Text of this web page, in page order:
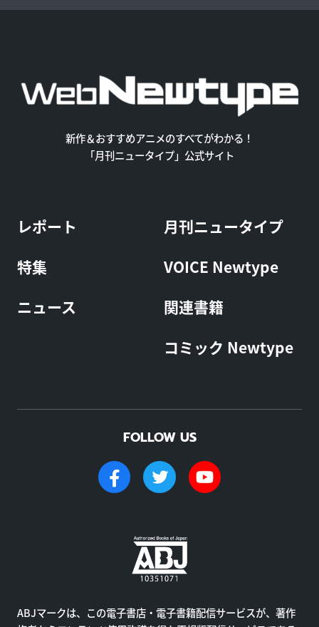
新作＆おすすめアニメのすべてがわかる！
「月刊ニュータイプ」公式サイト
レポート
特集
ニュース
月刊ニュータイプ
VOICE Newtype
関連書籍
コミック Newtype
FOLLOW US
ABJマークは、この電子書店・電子書籍配信サービスが、著作